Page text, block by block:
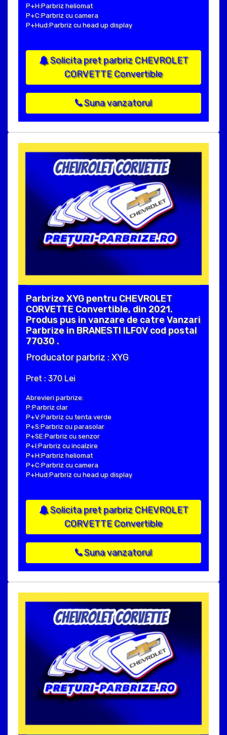
P+H:Parbriz heliomat
P+C:Parbriz cu camera
P+Hud:Parbriz cu head up display
Solicita pret parbriz CHEVROLET
CORVETTE Convertible
Suna vanzatorul
Parbrize XYG pentru CHEVROLET
CORVETTE Convertible, din 2021.
Produs pus in vanzare de catre Vanzari
Parbrize in BRANESTI ILFOV cod postal
77030 .
Producator parbriz : XYG
Pret : 370 Lei
Abrevieri parbrize:
P:Parbriz clar
P+V:Parbriz cu tenta verde
P+S:Parbriz cu parasolar
P+SE:Parbriz cu senzor
P+I:Parbriz cu incalzire
P+H:Parbriz heliomat
P+C:Parbriz cu camera
P+Hud:Parbriz cu head up display
Solicita pret parbriz CHEVROLET
CORVETTE Convertible
Suna vanzatorul